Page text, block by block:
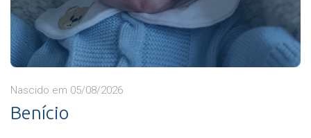
Nascido em 05/08/2026
Benício